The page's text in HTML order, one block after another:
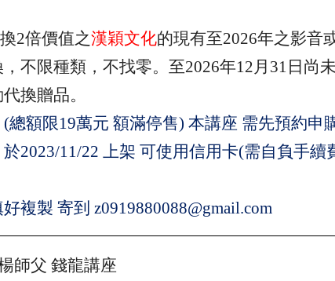
2倍價值之漢穎文化的現有至2026年之影音
不限種類，不找零。至2026年12月 31 日尚
換贈品。
(總額限19萬元 額滿停售) 本講座 需先預約申
2023/11/22 上架 可使用信用卡(需自負手續
複製 寄到 z0919880088@gmail.com
師父 錢龍講座